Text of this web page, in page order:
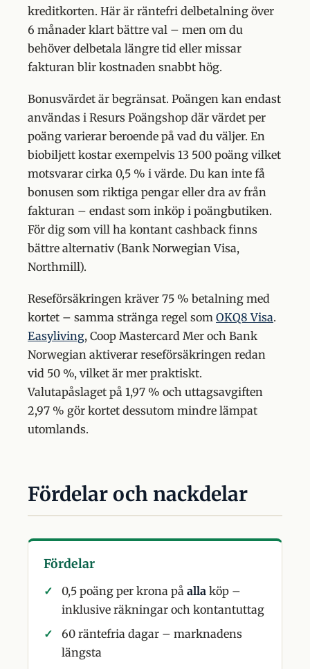
kreditkorten. Här är räntefri delbetalning över
6 månader klart bättre val – men om du
behöver delbetala längre tid eller missar
fakturan blir kostnaden snabbt hög.
Bonusvärdet är begränsat. Poängen kan endast
användas i Resurs Poängshop där värdet per
poäng varierar beroende på vad du väljer. En
biobiljett kostar exempelvis 13 500 poäng vilket
motsvarar cirka 0,5 % i värde. Du kan inte få
bonusen som riktiga pengar eller dra av från
fakturan – endast som inköp i poängbutiken.
För dig som vill ha kontant cashback finns
bättre alternativ (Bank Norwegian Visa,
Northmill).
Reseförsäkringen kräver 75 % betalning med
kortet – samma stränga regel som OKQ8 Visa.
Easyliving, Coop Mastercard Mer och Bank
Norwegian aktiverar reseförsäkringen redan
vid 50 %, vilket är mer praktiskt.
Valutapåslaget på 1,97 % och uttagsavgiften
2,97 % gör kortet dessutom mindre lämpat
utomlands.
Fördelar och nackdelar
Fördelar
0,5 poäng per krona på allaköp –
inklusive räkningar och kontantuttag
60 räntefria dagar – marknadens
längsta